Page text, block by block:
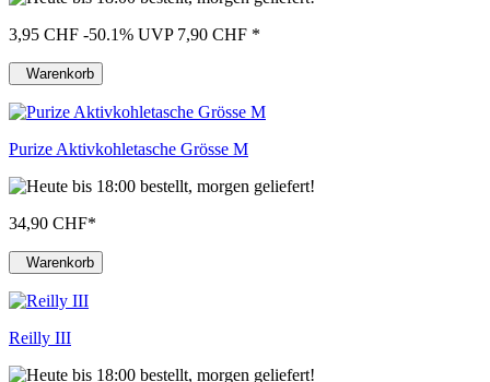
3,95 CHF -50.1% UVP 7,90 CHF *
Warenkorb
Purize Aktivkohletasche Grösse M
34,90 CHF*
Warenkorb
Reilly III